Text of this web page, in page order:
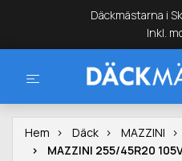
Däckmästarna i
Inkl.
Hem Däck MAZZINI
MAZZINI 255/45R20